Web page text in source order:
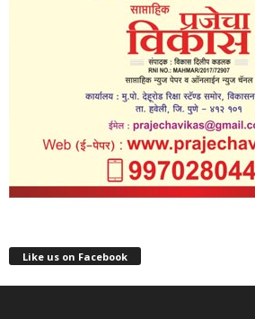
Like us on Facebook